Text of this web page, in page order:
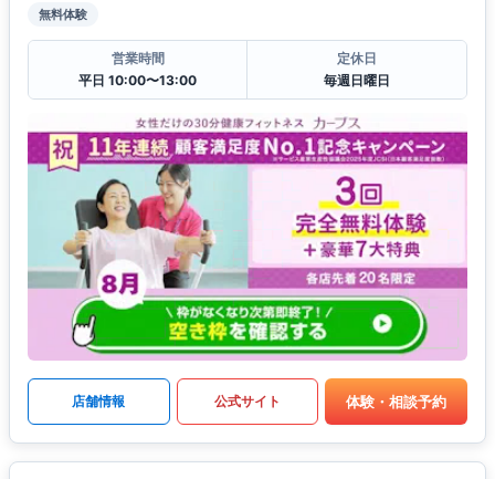
無料体験
営業時間
平日 10:00〜13:00
定休日
毎週日曜日
店舗情報 公式サイト 体験・相談予約